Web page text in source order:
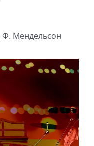
Ф. Мендельсон